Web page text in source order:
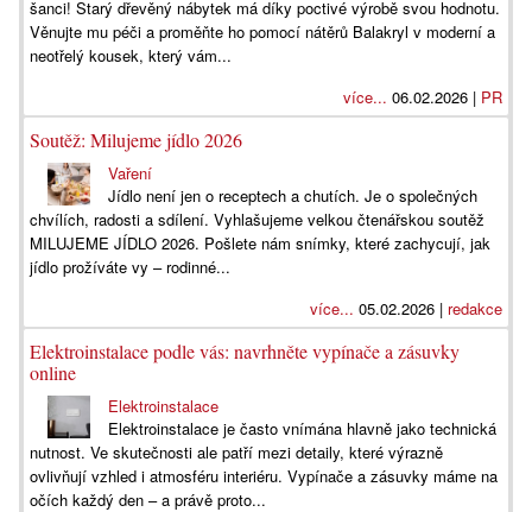
šanci! Starý dřevěný nábytek má díky poctivé výrobě svou hodnotu.
Věnujte mu péči a proměňte ho pomocí nátěrů Balakryl v moderní a
neotřelý kousek, který vám...
více... 06.02.2026 | PR
Soutěž: Milujeme jídlo 2026
Vaření
Jídlo není jen o receptech a chutích. Je o společných
chvílích, radosti a sdílení. Vyhlašujeme velkou čtenářskou soutěž
MILUJEME JÍDLO 2026. Pošlete nám snímky, které zachycují, jak
jídlo prožíváte vy – rodinné...
více... 05.02.2026 | redakce
Elektroinstalace podle vás: navrhněte vypínače a zásuvky
online
Elektroinstalace
Elektroinstalace je často vnímána hlavně jako technická
nutnost. Ve skutečnosti ale patří mezi detaily, které výrazně
ovlivňují vzhled i atmosféru interiéru. Vypínače a zásuvky máme na
očích každý den – a právě proto...